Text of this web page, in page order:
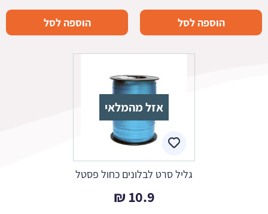
הוספה לסל הוספה לסל
אזל מהמלאי
גליל סרט לבלונים כחול פסטל
10.9
₪